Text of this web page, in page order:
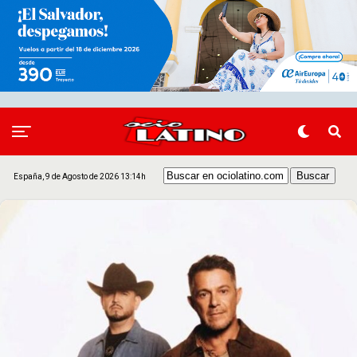
España, 9 de Agosto de 2026 13:14h